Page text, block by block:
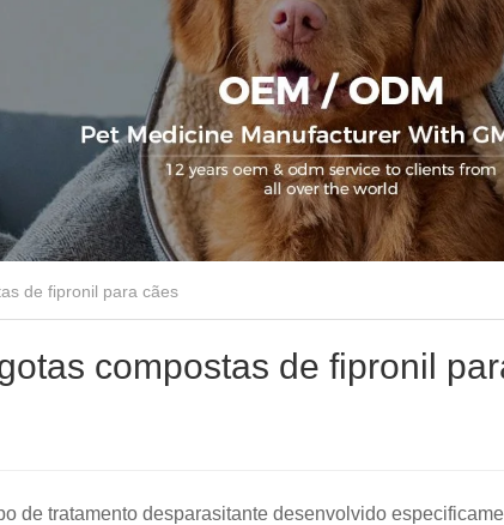
de fipronil para cães
compostas de fipronil
de tratamento desparasitante desenvolvido